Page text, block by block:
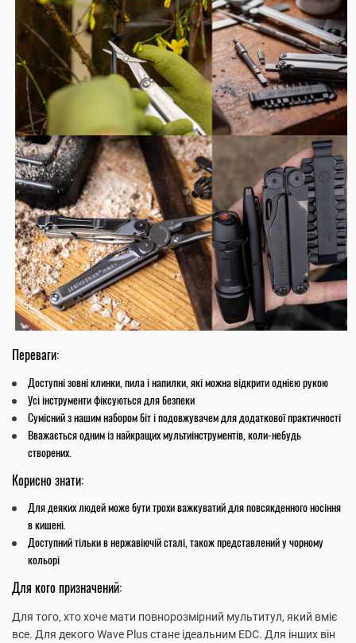
Переваги:
Доступні зовні клинки, пила і напилки, які можна відкрити однією рукою
Усі інструменти фіксуються для безпеки
Сумісний з нашим набором біт і подовжувачем для додаткової практичності
Вважається одним із найкращих мультиінструментів, коли-небудь
створених.
Корисно знати:
Для деяких людей може бути трохи важкуватий для повсякденного носіння
в кишені.
Доступний тільки в нержавіючій сталі, також представлений у чорному
кольорі
Для кого призначений:
Для того, хто хоче мати повнорозмірний мультитул, який вміє
все. Для декого Wave Plus стане ідеальним EDC. Для інших він